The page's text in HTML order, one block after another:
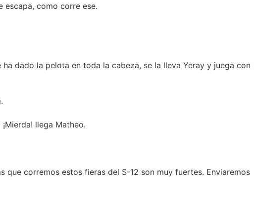
escapa, como corre ese.
dado la pelota en toda la cabeza, se la lleva Yeray y juega con
llega Matheo.
corremos estos fieras del S-12 son muy fuertes. Enviaremos